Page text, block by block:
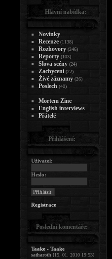
Hlavní nabídka:
Novinky
Recenze (1138)
Rozhovory (246)
Reporty (103)
Slova scény (24)
Zachycení (22)
Živé záznamy (26)
Poslech (40)
Mortem Zine
English interviews
Přátelé
Přihlášení:
Uživatel:
Heslo:
Registrace
Poslední komentáře:
Taake - Taake
satharoth [15. 01. 2010 19:53]